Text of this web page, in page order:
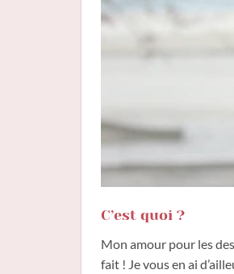
C’est quoi ?
Mon amour pour les
fait ! Je vous en ai